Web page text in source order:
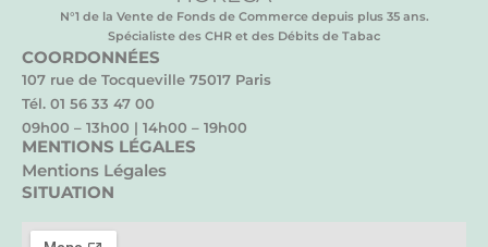
N°1 de la Vente de Fonds de Commerce depuis plus 35 ans.
Spécialiste des CHR et des Débits de Tabac
COORDONNÉES
107 rue de Tocqueville 75017 Paris
Tél. 01 56 33 47 00
09h00 – 13h00 | 14h00 – 19h00
MENTIONS LÉGALES
Mentions Légales
SITUATION